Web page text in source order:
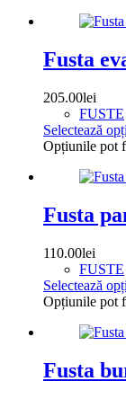
Fusta
205.00lei
FUSTE
Selectează
Opțiunile pot
Fusta
110.00lei
FUSTE
Selectează
Opțiunile pot
Fusta